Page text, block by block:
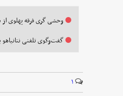
وحشی گری فرقه پهلوی از
گفت‌وگوی تلفنی نتانیاهو
۱